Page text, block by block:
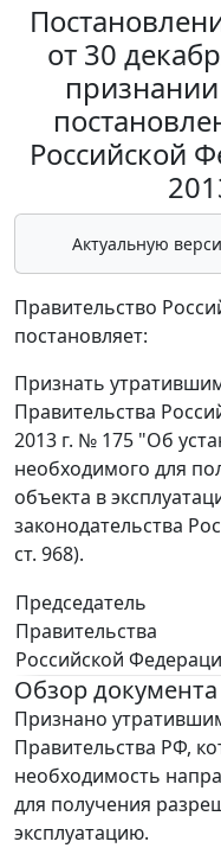
от 30
Российской
Актуальную
Правительство
постановляет:
Признать
Правительства
2013 г. № 175 "Об
необходимого для
объекта в
законодательства
ст. 968).
Председатель
Правительства
Российской
Обзор документа
Признано
Правительства РФ,
необходимость
для получения
эксплуатацию.